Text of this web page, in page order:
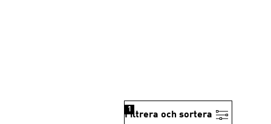
Filtrera och sortera
1